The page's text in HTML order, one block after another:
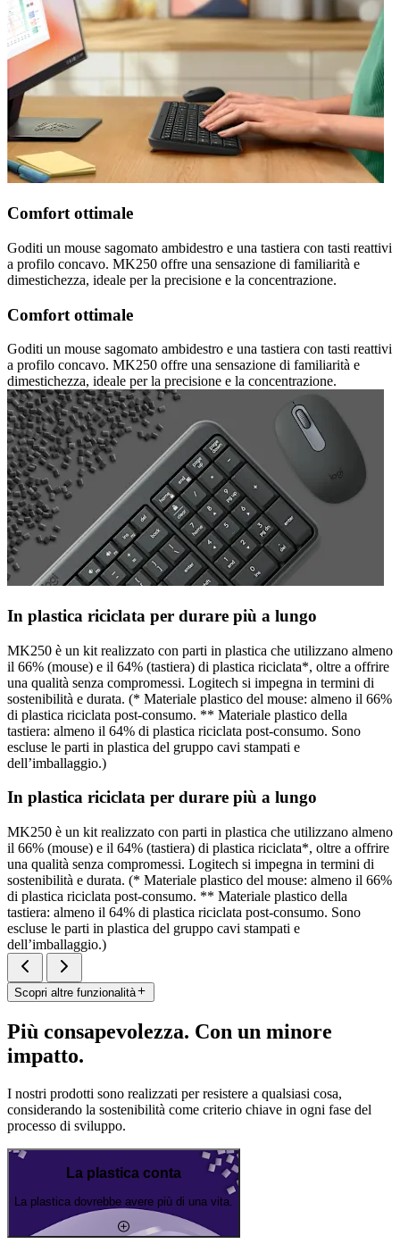
Comfort ottimale
Goditi un mouse sagomato ambidestro e una tastiera con tasti reattivi
a profilo concavo. MK250 offre una sensazione di familiarità e
dimestichezza, ideale per la precisione e la concentrazione.
Comfort ottimale
Goditi un mouse sagomato ambidestro e una tastiera con tasti reattivi
a profilo concavo. MK250 offre una sensazione di familiarità e
dimestichezza, ideale per la precisione e la concentrazione.
In plastica riciclata per durare più a lungo
MK250 è un kit realizzato con parti in plastica che utilizzano almeno
il 66% (mouse) e il 64% (tastiera) di plastica riciclata*, oltre a offrire
una qualità senza compromessi. Logitech si impegna in termini di
sostenibilità e durata. (* Materiale plastico del mouse: almeno il 66%
di plastica riciclata post-consumo. ** Materiale plastico della
tastiera: almeno il 64% di plastica riciclata post-consumo. Sono
escluse le parti in plastica del gruppo cavi stampati e
dell’imballaggio.)
In plastica riciclata per durare più a lungo
MK250 è un kit realizzato con parti in plastica che utilizzano almeno
il 66% (mouse) e il 64% (tastiera) di plastica riciclata*, oltre a offrire
una qualità senza compromessi. Logitech si impegna in termini di
sostenibilità e durata. (* Materiale plastico del mouse: almeno il 66%
di plastica riciclata post-consumo. ** Materiale plastico della
tastiera: almeno il 64% di plastica riciclata post-consumo. Sono
escluse le parti in plastica del gruppo cavi stampati e
dell’imballaggio.)
Scopri altre funzionalità
Più consapevolezza. Con un minore
impatto.
I nostri prodotti sono realizzati per resistere a qualsiasi cosa,
considerando la sostenibilità come criterio chiave in ogni fase del
processo di sviluppo.
La plastica conta
La plastica dovrebbe avere più di una vita.